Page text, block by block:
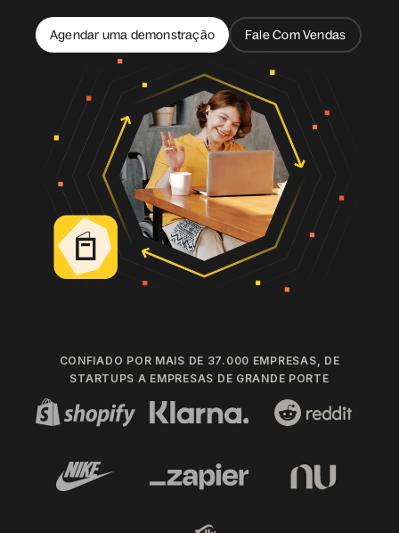
Agendar uma demonstração Fale Com Vendas
CONFIADO POR MAIS DE 37.000 EMPRESAS, DE
STARTUPS A EMPRESAS DE GRANDE PORTE